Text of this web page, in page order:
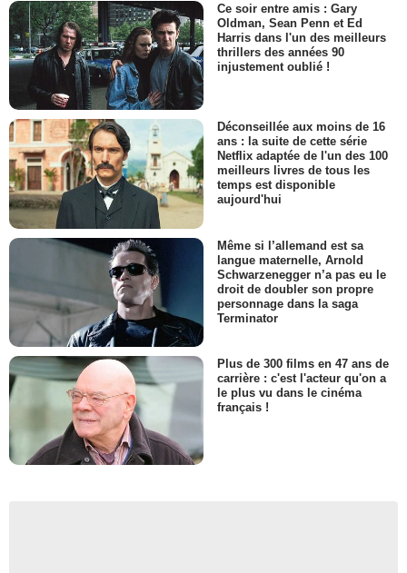
Ce soir entre amis : Gary
Oldman, Sean Penn et Ed
Harris dans l'un des meilleurs
thrillers des années 90
injustement oublié !
Déconseillée aux moins de 16
ans : la suite de cette série
Netflix adaptée de l'un des 100
meilleurs livres de tous les
temps est disponible
aujourd'hui
Même si l’allemand est sa
langue maternelle, Arnold
Schwarzenegger n’a pas eu le
droit de doubler son propre
personnage dans la saga
Terminator
Plus de 300 films en 47 ans de
carrière : c'est l'acteur qu'on a
le plus vu dans le cinéma
français !